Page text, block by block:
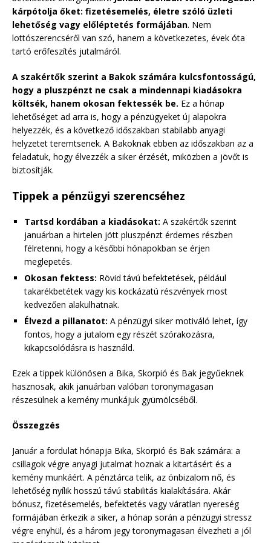
kárpótolja őket: fizetésemelés, életre szóló üzleti
lehetőség vagy előléptetés formájában. Nem
lottószerencséről van szó, hanem a következetes, évek óta
tartó erőfeszítés jutalmáról.
A szakértők szerint a Bakok számára kulcsfontosságú,
hogy a pluszpénzt ne csak a mindennapi kiadásokra
költsék, hanem okosan fektessék be. Ez a hónap
lehetőséget ad arra is, hogy a pénzügyeket új alapokra
helyezzék, és a következő időszakban stabilabb anyagi
helyzetet teremtsenek. A Bakoknak ebben az időszakban az a
feladatuk, hogy élvezzék a siker érzését, miközben a jövőt is
biztosítják.
Tippek a pénzügyi szerencséhez
Tartsd kordában a kiadásokat: A szakértők szerint
januárban a hirtelen jött pluszpénzt érdemes részben
félretenni, hogy a későbbi hónapokban se érjen
meglepetés.
Okosan fektess: Rövid távú befektetések, például
takarékbetétek vagy kis kockázatú részvények most
kedvezően alakulhatnak.
Élvezd a pillanatot: A pénzügyi siker motiváló lehet, így
fontos, hogy a jutalom egy részét szórakozásra,
kikapcsolódásra is használd.
Ezek a tippek különösen a Bika, Skorpió és Bak jegyűeknek
hasznosak, akik januárban valóban toronymagasan
részesülnek a kemény munkájuk gyümölcséből.
Összegzés
Január a fordulat hónapja Bika, Skorpió és Bak számára: a
csillagok végre anyagi jutalmat hoznak a kitartásért és a
kemény munkáért. A pénztárca telik, az önbizalom nő, és
lehetőség nyílik hosszú távú stabilitás kialakítására. Akár
bónusz, fizetésemelés, befektetés vagy váratlan nyereség
formájában érkezik a siker, a hónap során a pénzügyi stressz
végre enyhül, és a három jegy toronymagasan élvezheti a jól